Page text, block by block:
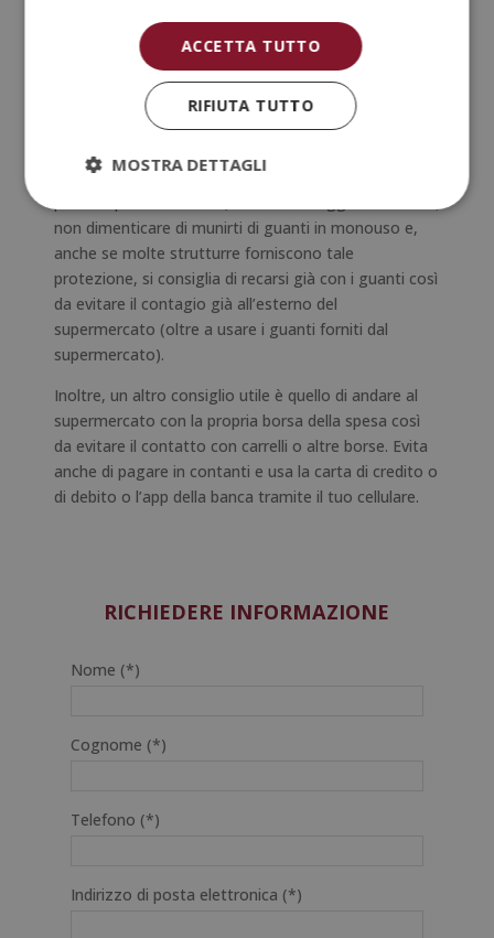
della spesa, possiamo ridurre il nostro tempo a
contatto con le altre persone e, di conseguenza, la
probabilità di contrarre il virus.
Senza dubbio, dobbiamo considerare anche altri
aspetti per ridurre al massimo il rischio di contagio:
oltre a mantenere le distanze di sicurezza e cedere il
non dimenticare di munirti di guanti in monouso e,
anche se molte strutturre forniscono tale
protezione, si consiglia di recarsi già con i guanti così
da evitare il contagio già all’esterno del
supermercato (oltre a usare i guanti forniti dal
supermercato).
Inoltre, un altro consiglio utile è quello di andare al
supermercato con la propria borsa della spesa così
da evitare il contatto con carrelli o altre borse. Evita
anche di pagare in contanti e usa la carta di credito o
di debito o l’app della banca tramite il tuo cellulare.
RICHIEDERE INFORMAZIONE
Nome (*)
Cognome (*)
Telefono (*)
Indirizzo di posta elettronica (*)
ACCETTA TUTTO
RIFIUTA TUTTO
MOSTRA DETTAGLI